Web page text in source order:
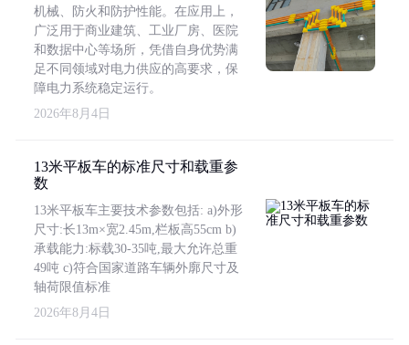
机械、防火和防护性能。在应用上，
广泛用于商业建筑、工业厂房、医院
和数据中心等场所，凭借自身优势满
足不同领域对电力供应的高要求，保
障电力系统稳定运行。
2026年8月4日
13米平板车的标准尺寸和载重参
数
13米平板车主要技术参数包括: a)外形
尺寸:长13m×宽2.45m,栏板高55cm b)
承载能力:标载30-35吨,最大允许总重
49吨 c)符合国家道路车辆外廓尺寸及
轴荷限值标准
2026年8月4日